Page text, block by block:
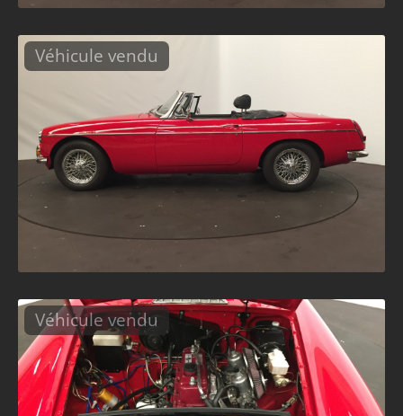
Véhicule vendu
Véhicule vendu